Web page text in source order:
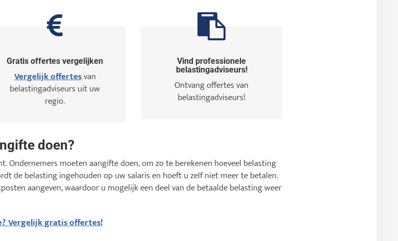
Gratis offertes vergelijken
Vergelijk offertesvan
belastingadviseurs uit uw
regio.
Vind professionele
belastingadviseurs!
Ontvang offertes van
belastingadviseurs!
doen?
Ondernemers moeten aangifte doen, om zo te berekenen hoeveel belasting
de belasting ingehouden op uw salaris en hoeft u zelf niet meer te betalen.
aangeven, waardoor u mogelijk een deel van de betaalde belasting weer
Vergelijk gratis offertes!